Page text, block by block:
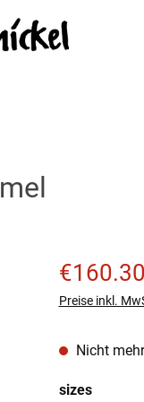
Verkaufspreis:
€160.30
Preise inkl.
Nicht
sizes